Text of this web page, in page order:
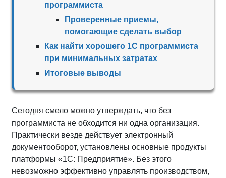
программиста
Проверенные приемы,
помогающие сделать выбор
Как найти хорошего 1С программиста
при минимальных затратах
Итоговые выводы
Сегодня смело можно утверждать, что без
программиста не обходится ни одна организация.
Практически везде действует электронный
документооборот, установлены основные продукты
платформы «1С: Предприятие». Без этого
невозможно эффективно управлять производством,